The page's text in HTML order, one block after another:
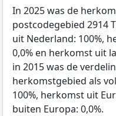
In 2025 was de
postcodegebied 2914
uit Nederland: 100%,
0,0% en herkomst uit
in 2015 was de
herkomstgebied als
100%, herkomst uit
buiten Europa: 0,0%.